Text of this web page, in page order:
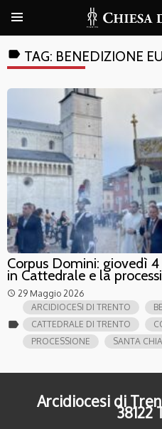
label TAG: BENEDIZIONE
Corpus Domini: giovedì
in Cattedrale e la
access_time 29 Maggio 2026
label
ARCIDIOCESI DI TRENTO
CATTEDRALE DI TRENTO
PROCESSIONE
SANTA
Arcidiocesi di
38122